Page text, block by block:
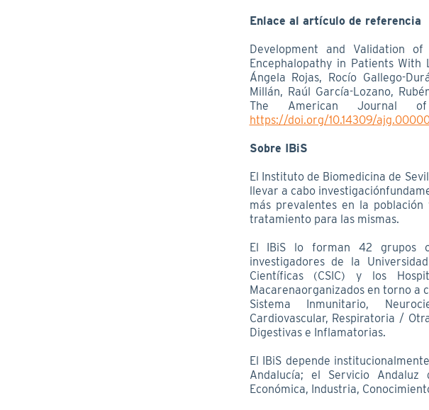
Enlace al artículo de referencia
Development and Validation
Encephalopathy in Patients With
Ángela Rojas, Rocío Gallego-
Millán, Raúl García-Lozano,
The American Journal
https://doi.org/10.14309/
Sobre IBiS
El Instituto de Biomedicina de
llevar a cabo
más prevalentes en la
tratamiento para las mismas.
El IBiS lo forman 42 grupos
investigadores de la
Científicas (CSIC) y los
Macarenaorganizados en torno a
Sistema Inmunitario,
Cardiovascular, Respiratoria /
Digestivas e Inflamatorias.
El IBiS depende
Andalucía; el Servicio Andaluz
Económica, Industria,